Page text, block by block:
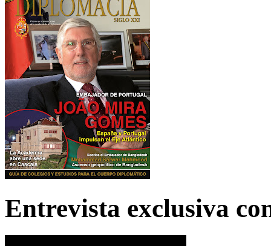
Entrevista exclusiva